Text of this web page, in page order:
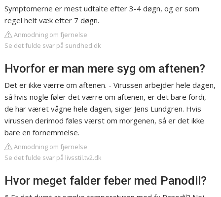
Symptomerne er mest udtalte efter 3-4 døgn, og er som
regel helt væk efter 7 døgn.
Anmodning om fjernelse
Se det fulde svar på sundhed.dk
Hvorfor er man mere syg om aftenen?
Det er ikke værre om aftenen. - Virussen arbejder hele dagen,
så hvis nogle føler det værre om aftenen, er det bare fordi,
de har været vågne hele dagen, siger Jens Lundgren. Hvis
virussen derimod føles værst om morgenen, så er det ikke
bare en fornemmelse.
Anmodning om fjernelse
Se det fulde svar på livsstil.tv2.dk
Hvor meget falder feber med Panodil?